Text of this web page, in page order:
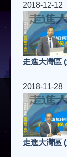
2018-12-12
走進大灣區
2018-11-28
走進大灣區